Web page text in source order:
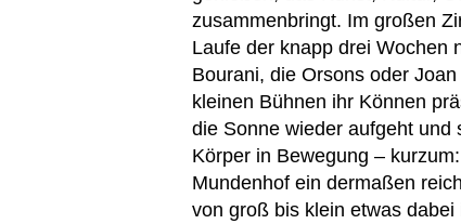
zusammenbringt. Im großen
Laufe der knapp drei Wochen
Bourani, die Orsons oder
kleinen Bühnen ihr Können
die Sonne wieder aufgeht und
Körper in Bewegung –
Mundenhof ein dermaßen
von groß bis klein etwas dabei